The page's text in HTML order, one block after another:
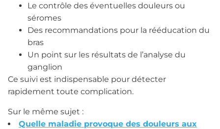
Le contrôle des éventuelles douleurs ou
séromes
Des recommandations pour la rééducation du
bras
Un point sur les résultats de l’analyse du
ganglion
Ce suivi est indispensable pour détecter
rapidement toute complication.
Sur le même sujet :
Quelle maladie provoque des douleurs aux